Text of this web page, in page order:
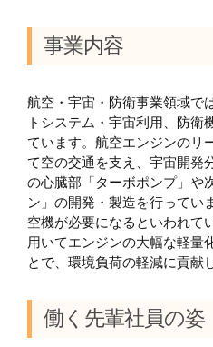
事業内容
航空・宇宙・防衛事業領域で
トシステム・宇宙利用、防衛
ています。航空エンジンのリ
て空の交通を支え、宇宙開発
の心臓部「ターボポンプ」や
ン」の開発・製造を行ってい
空機が必要になるといわれて
用いてエンジンの大幅な軽量
とで、環境負荷の軽減に貢献
働く先輩社員の姿